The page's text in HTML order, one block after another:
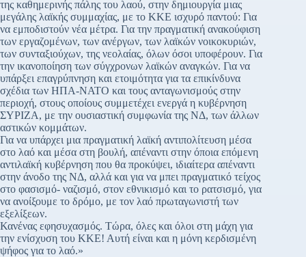
της καθημερινής πάλης του λαού, στην δημιουργία μιας
μεγάλης λαϊκής συμμαχίας, με το ΚΚΕ ισχυρό παντού: Για
να εμποδιστούν νέα μέτρα. Για την πραγματική ανακούφιση
των εργαζομένων, των ανέργων, των λαϊκών νοικοκυριών,
των συνταξιούχων, της νεολαίας, όλων όσοι υποφέρουν. Για
την ικανοποίηση των σύγχρονων λαϊκών αναγκών. Για να
υπάρξει επαγρύπνηση και ετοιμότητα για τα επικίνδυνα
σχέδια των ΗΠΑ-ΝΑΤΟ και τους ανταγωνισμούς στην
περιοχή, στους οποίους συμμετέχει ενεργά η κυβέρνηση
ΣΥΡΙΖΑ, με την ουσιαστική συμφωνία της ΝΔ, των άλλων
αστικών κομμάτων.
Για να υπάρχει μια πραγματική λαϊκή αντιπολίτευση μέσα
στο λαό και μέσα στη βουλή, απέναντι στην όποια επόμενη
αντιλαϊκή κυβέρνηση που θα προκύψει, ιδιαίτερα απέναντι
στην άνοδο της ΝΔ, αλλά και για να μπει πραγματικό τείχος
στο φασισμό- ναζισμό, στον εθνικισμό και το ρατσισμό, για
να ανοίξουμε το δρόμο, με τον λαό πρωταγωνιστή των
εξελίξεων.
Κανένας εφησυχασμός. Τώρα, όλες και όλοι στη μάχη για
την ενίσχυση του ΚΚΕ! Αυτή είναι και η μόνη κερδισμένη
ψήφος για το λαό.»